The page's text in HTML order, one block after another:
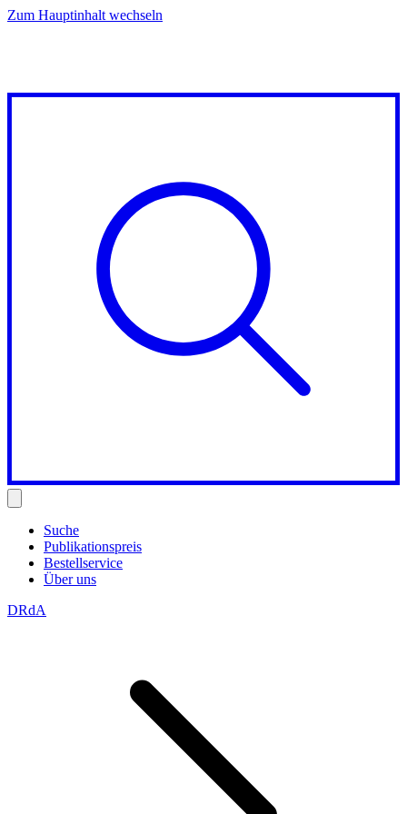
Zum Hauptinhalt wechseln
Suche
Publikationspreis
Bestellservice
Über uns
DRdA